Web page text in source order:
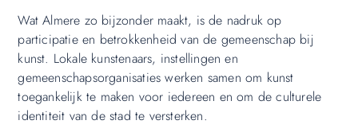
Wat Almere zo bijzonder maakt, is de nadruk op
participatie en betrokkenheid van de gemeenschap bij
kunst. Lokale kunstenaars, instellingen en
gemeenschapsorganisaties werken samen om kunst
toegankelijk te maken voor iedereen en om de culturele
identiteit van de stad te versterken.